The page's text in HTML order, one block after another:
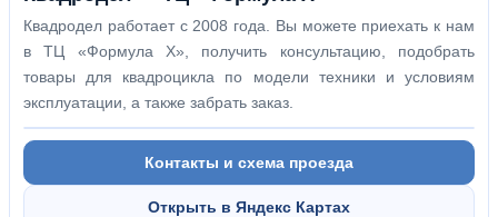
Квадродел работает с 2008 года. Вы можете приехать к нам
в ТЦ «Формула Х», получить консультацию, подобрать
товары для квадроцикла по модели техники и условиям
эксплуатации, а также забрать заказ.
Контакты и схема проезда
Открыть в Яндекс Картах